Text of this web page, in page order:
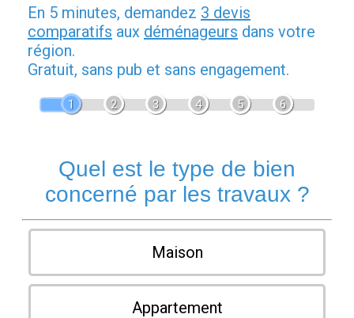
En 5 minutes, demandez 3 devis
comparatifs aux déménageurs dans votre
région.
Gratuit, sans pub et sans engagement.
1 2 3 4 5 6
Quel est le type de bien
concerné par les travaux ?
Maison
Appartement